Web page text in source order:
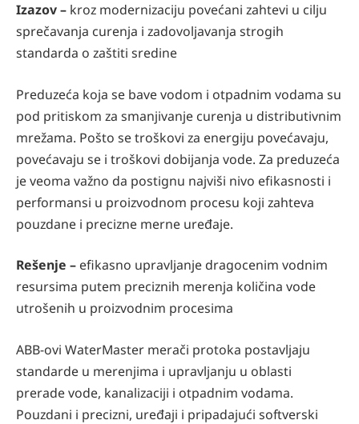
Izazov – kroz modernizaciju povećani zahtevi u cilju
sprečavanja curenja i zadovoljavanja strogih
standarda o zaštiti sredine
Preduzeća koja se bave vodom i otpadnim vodama su
pod pritiskom za smanjivanje curenja u distributivnim
mrežama. Pošto se troškovi za energiju povećavaju,
povećavaju se i troškovi dobijanja vode. Za preduzeća
je veoma važno da postignu najviši nivo efikasnosti i
performansi u proizvodnom procesu koji zahteva
pouzdane i precizne merne uređaje.
Rešenje – efikasno upravljanje dragocenim vodnim
resursima putem preciznih merenja količina vode
utrošenih u proizvodnim procesima
ABB-ovi WaterMaster merači protoka postavljaju
standarde u merenjima i upravljanju u oblasti
prerade vode, kanalizaciji i otpadnim vodama.
Pouzdani i precizni, uređaji i pripadajući softverski